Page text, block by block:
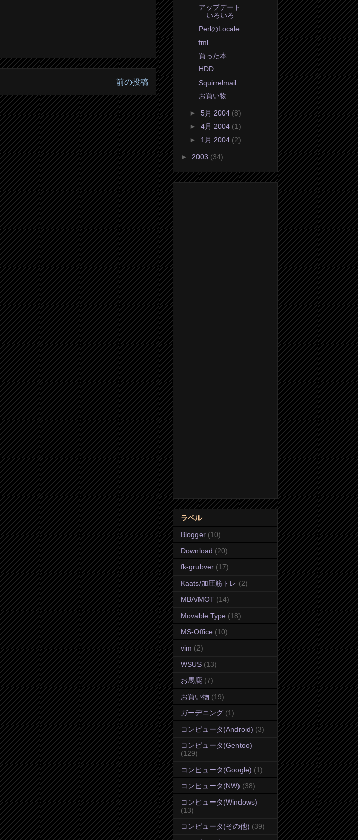
前の投稿
アップデート
いろいろ
PerlのLocale
fml
買った本
HDD
Squirrelmail
お買い物
► 5月 2004 (8)
► 4月 2004 (1)
► 1月 2004 (2)
► 2003 (34)
ラベル
Blogger (10)
Download (20)
fk-grubver (17)
Kaats/加圧筋トレ (2)
MBA/MOT (14)
Movable Type (18)
MS-Office (10)
vim (2)
WSUS (13)
お馬鹿 (7)
お買い物 (19)
ガーデニング (1)
コンピュータ(Android) (3)
コンピュータ(Gentoo)
(129)
コンピュータ(Google) (1)
コンピュータ(NW) (38)
コンピュータ(Windows)
(13)
コンピュータ(その他) (39)